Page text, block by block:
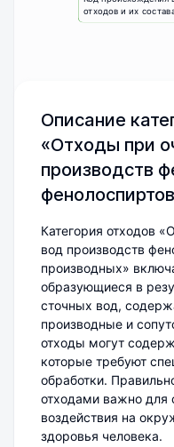
отходов и их
Описание
«Отходы при
производств
Категория отходов
вод производств
производных»
образующиеся в
сточных вод,
производные и
отходы могут
которые требуют
обработки.
отходами важно для
воздействия на
здоровья человека.